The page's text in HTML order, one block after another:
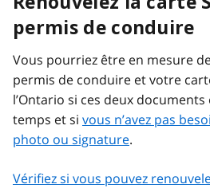
permis de conduire
Vous pourriez être en mesure
permis de conduire et votre
l’Ontario si ces deux
temps et si vous n’avez pas
photo ou signature.
Vérifiez si vous pouvez